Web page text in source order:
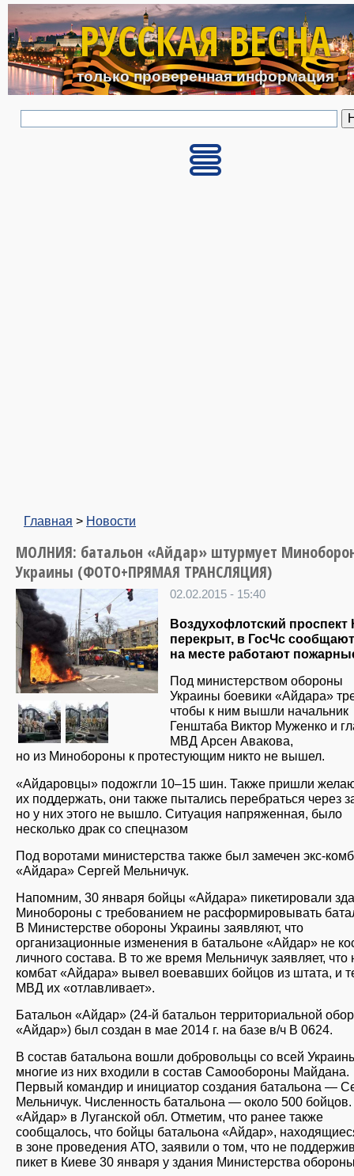
Перейти к основному
РУССКАЯ ВЕСНА
только проверенная информация
Главная > Новости
МОЛНИЯ: батальон «Айдар» штурмует
Украины (ФОТО+ПРЯМАЯ ТРАНСЛЯЦИЯ)
02.02.2015 - 15:40
Воздухофлотский проспект
перекрыт, в ГосЧс
на месте работают
Под министерством обороны
Украины боевики «Айдара»
чтобы к ним вышли начальник
Генштаба Виктор Муженко и
МВД Арсен Авакова,
но из Минобороны к протестующим никто не вышел.
«Айдаровцы» подожгли 10–15 шин. Также пришли
их поддержать, они также пытались перебраться через
но у них этого не вышло. Ситуация напряженная, было
несколько драк со спецназом
Под воротами министерства также был замечен экс-
«Айдара» Сергей Мельничук.
Напомним, 30 января бойцы «Айдара» пикетировали
Минобороны с требованием не расформировывать
В Министерстве обороны Украины заявляют, что
организационные изменения в батальоне «Айдар» не
личного состава. В то же время Мельничук заявляет,
комбат «Айдара» вывел воевавших бойцов из штата, и
МВД их «отлавливает».
Батальон «Айдар» (24-й батальон территориальной
«Айдар») был создан в мае 2014 г. на базе в/ч В 0624.
В состав батальона вошли добровольцы со всей
многие из них входили в состав Самообороны Майдана.
Первый командир и инициатор создания батальона —
Мельничук. Численность батальона — около 500
«Айдар» в Луганской обл. Отметим, что ранее также
сообщалось, что бойцы батальона «Айдар»,
в зоне проведения АТО, заявили о том, что не
пикет в Киеве 30 января у здания Министерства